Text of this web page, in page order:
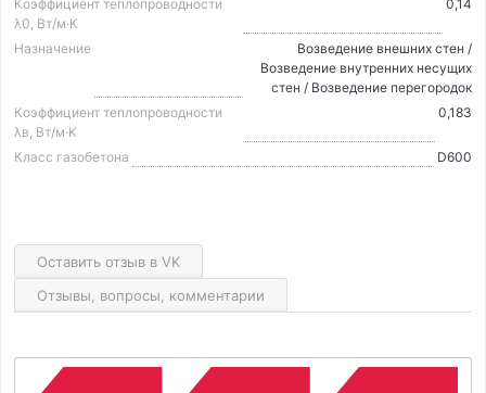
Коэффициент теплопроводности
λ0, Вт/м·K
0,14
Назначение
Возведение внешних стен /
Возведение внутренних несущих
стен / Возведение перегородок
Коэффициент теплопроводности
λв, Вт/м·K
0,183
Класс газобетона D600
Оставить отзыв в VK
Отзывы, вопросы, комментарии